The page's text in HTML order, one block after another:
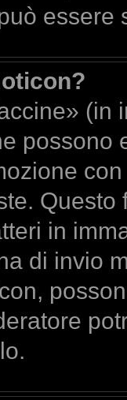
(in
possono
in
di invio